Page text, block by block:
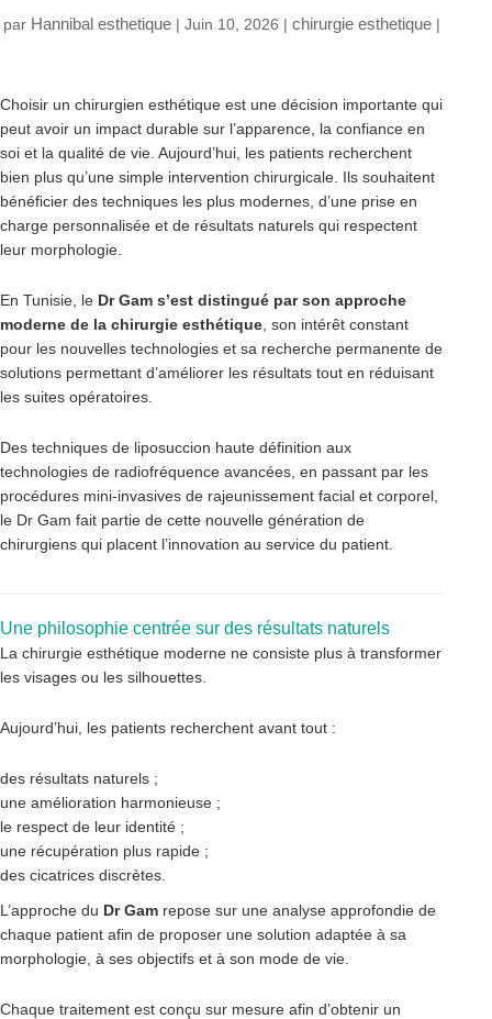
par Hannibal esthetique| Juin 10, 2026 | chirurgie esthetique|
Choisir un chirurgien esthétique est une décision importante qui
peut avoir un impact durable sur l’apparence, la confiance en
soi et la qualité de vie. Aujourd’hui, les patients recherchent
bien plus qu’une simple intervention chirurgicale. Ils souhaitent
bénéficier des techniques les plus modernes, d’une prise en
charge personnalisée et de résultats naturels qui respectent
leur morphologie.
En Tunisie, le Dr Gam s’est distingué par son approche
moderne de la chirurgie esthétique , son intérêt constant
pour les nouvelles technologies et sa recherche permanente de
solutions permettant d’améliorer les résultats tout en réduisant
les suites opératoires.
Des techniques de liposuccion haute définition aux
technologies de radiofréquence avancées, en passant par les
procédures mini-invasives de rajeunissement facial et corporel,
le Dr Gam fait partie de cette nouvelle génération de
chirurgiens qui placent l’innovation au service du patient.
Une philosophie centrée sur des résultats naturels
La chirurgie esthétique moderne ne consiste plus à transformer
les visages ou les silhouettes.
Aujourd’hui, les patients recherchent avant tout :
des résultats naturels ;
une amélioration harmonieuse ;
le respect de leur identité ;
une récupération plus rapide ;
des cicatrices discrètes.
L’approche du Dr Gam repose sur une analyse approfondie de
chaque patient afin de proposer une solution adaptée à sa
morphologie, à ses objectifs et à son mode de vie.
Chaque traitement est conçu sur mesure afin d’obtenir un